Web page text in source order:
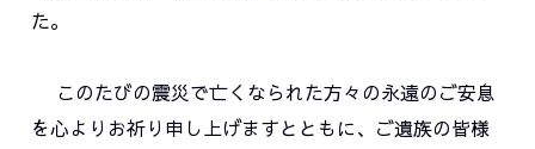
た。
このたびの震災で亡くなられた方々の永遠のご安息
を心よりお祈り申し上げますとともに、ご遺族の皆様